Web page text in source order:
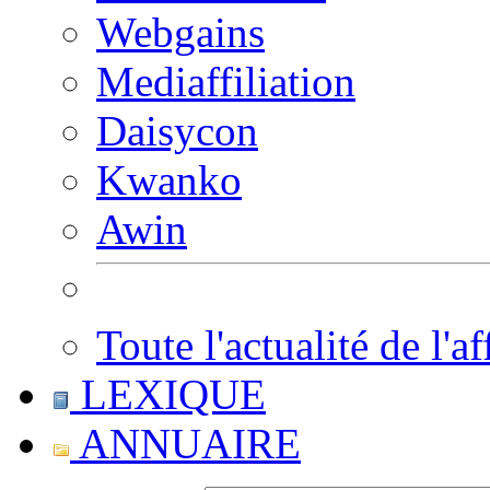
Webgains
Mediaffiliation
Daisycon
Kwanko
Awin
Toute l'actualité de
LEXIQUE
ANNUAIRE